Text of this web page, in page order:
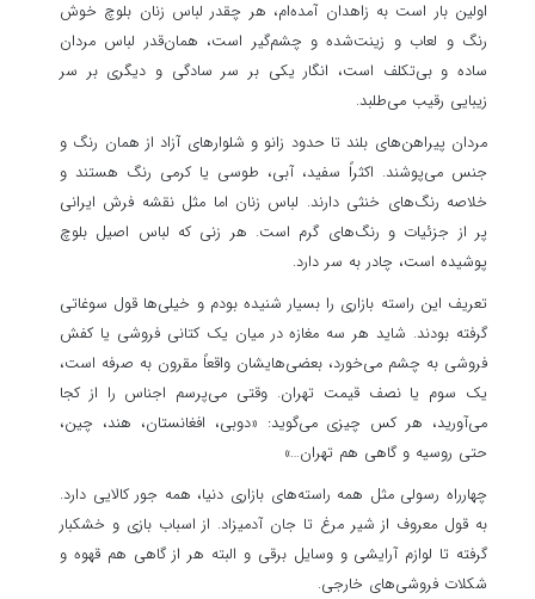
اولین بار است به زاهدان آمده‌ام، هر چقدر لباس زنان بلوچ خوش
رنگ و لعاب و زینت‌شده و چشم‌گیر است، همان‌قدر لباس مردان
ساده و بی‌تکلف است، انگار یکی بر سر سادگی و دیگری بر سر
زیبایی رقیب می‌طلبد.
مردان پیراهن‌های بلند تا حدود زانو و شلوارهای آزاد از همان رنگ و
جنس می‌پوشند. اکثراً سفید، آبی، طوسی یا کرمی رنگ هستند و
خلاصه رنگ‌های خنثی دارند. لباس زنان اما مثل نقشه فرش ایرانی
پر از جزئیات و رنگ‌های گرم است. هر زنی که لباس اصیل بلوچ
پوشیده است، چادر به سر دارد.
تعریف این راسته بازاری را بسیار شنیده بودم و خیلی‌ها قول سوغاتی
گرفته بودند. شاید هر سه مغازه در میان یک کتانی فروشی یا کفش
فروشی به چشم می‌خورد، بعضی‌هایشان واقعاً مقرون به صرفه است،
یک سوم یا نصف قیمت تهران. وقتی می‌پرسم اجناس را از کجا
می‌آورید، هر کس چیزی می‌گوید: «دوبی، افغانستان، هند، چین،
حتی روسیه و گاهی هم تهران…»
چهارراه رسولی مثل همه راسته‌های بازاری دنیا، همه جور کالایی دارد.
به قول معروف از شیر مرغ تا جان آدمیزاد. از اسباب بازی و خشکبار
گرفته تا لوازم آرایشی و وسایل برقی و البته هر از گاهی هم قهوه و
شکلات فروشی‌های خارجی.